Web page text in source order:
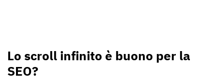
Lo scroll infinito è buono per la
SEO?